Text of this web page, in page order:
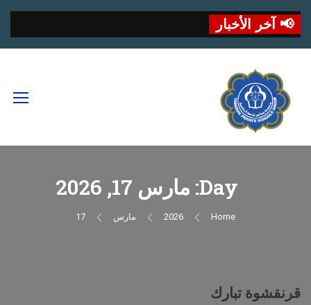
📢 آخر الأخبار
Day: مارس 17, 2026
Home
2026 مارس 17
قرنقشوة تبارك